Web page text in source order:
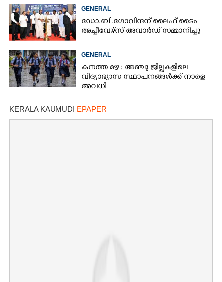
നിൽക്കുന്നു'
GENERAL
ഡോ.ബി.ഗോവിന്ദന് ലൈഫ് ടൈം
അച്ചീവേഴ്സ് അവാർഡ് സമ്മാനിച്ചു
GENERAL
കനത്ത മഴ : അഞ്ചു ജില്ലകളിലെ
വിദ്യാഭ്യാസ സ്ഥാപനങ്ങൾക്ക് നാളെ
അവധി
KERALA KAUMUDI EPAPER